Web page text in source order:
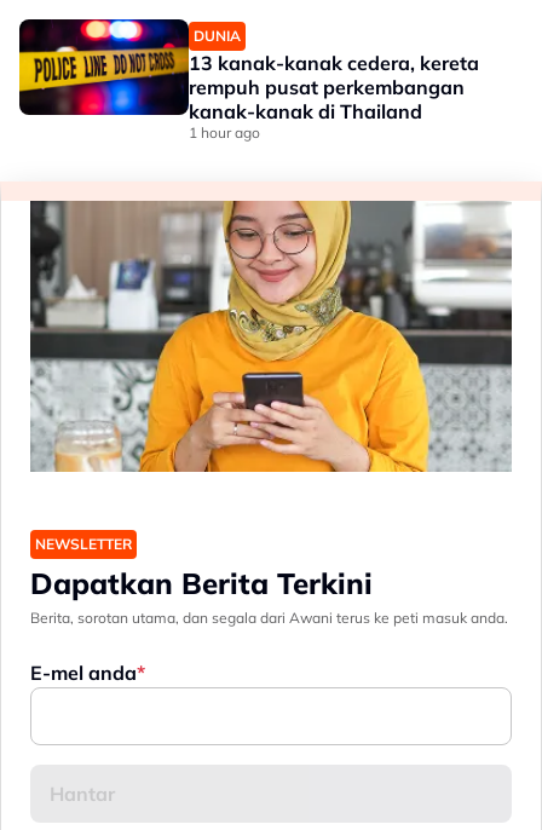
DUNIA
13 kanak-kanak cedera, kereta
rempuh pusat perkembangan
kanak-kanak di Thailand
1 hour ago
NEWSLETTER
Dapatkan Berita Terkini
Berita, sorotan utama, dan segala dari Awani terus ke peti masuk anda.
E-mel anda